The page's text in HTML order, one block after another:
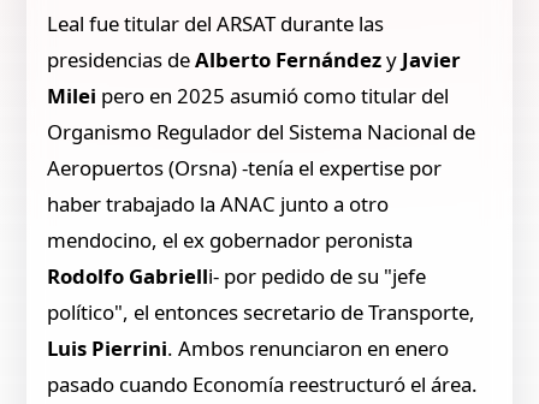
Leal fue titular del ARSAT durante las
presidencias deAlberto Fernándezy Javier
Milei pero en 2025 asumió como titular del
Organismo Regulador del Sistema Nacional de
Aeropuertos (Orsna) -tenía el expertise por
haber trabajado la ANAC junto a otro
mendocino, el ex gobernador peronista
Rodolfo Gabrielli- por pedido de su "jefe
político", el entonces secretario de Transporte,
Luis Pierrini. Ambos renunciaron en enero
pasado cuando Economía reestructuró el área.